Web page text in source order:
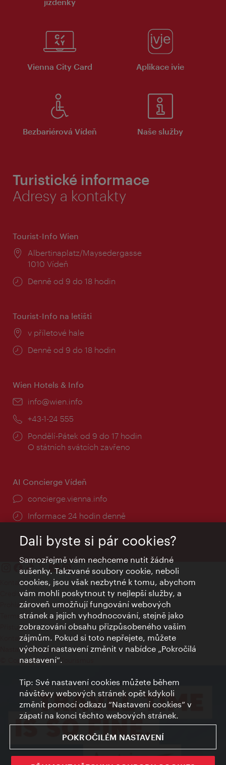
Vienna City Card Aplikace ivie
Bezbariérová Vídeň Naše služby
Turistické informace
Adresy a kontakty
Tourist-Info Wien
Místo:
Albertinaplatz/Maysedergasse
1010 Vídeň
Provozní
Denně od 9 do 18 hodin
Tourist-Info na letišti
Místo:
v příletové hale
Provozní
Denně od 9 do 18 hodin
Wien Hotels & Info
E-
info@wien.info
Telefon:
+43-1-24 555
Provozní
doba:
Pondělí-Pátek od 9 do 17 hodin
O státních svátcích zavřeno
AI Concierge Vídeň
concierge.vienna.info
Informace 24 hodin denně
Kontakty
Credits
Prohlášení o ochraně osobních údajů
Terms of Use
Přístupnost
Kontakt pro tisk
Nastavení cookies
© Copyright Wien Tourismus
Dali byste si pár cookies?
Samozřejmě vám nechceme nutit žádné
sušenky. Takzvané soubory cookie, neboli
cookies, jsou však nezbytné k tomu, abychom
vám mohli poskytnout ty nejlepší služby, a
zároveň umožňují fungování webových
stránek a jejich vyhodnocování, stejně jako
zobrazování obsahu přizpůsobeného vašim
zájmům. Pokud si toto nepřejete, můžete
výchozí nastavení změnit v nabídce „Pokročilá
nastavení“.
Tip: Své nastavení cookies můžete během
návštěvy webových stránek opět kdykoli
změnit pomocí odkazu “Nastavení cookies” v
zápatí na konci těchto webových stránek.
POKROČILÉM NASTAVENÍ